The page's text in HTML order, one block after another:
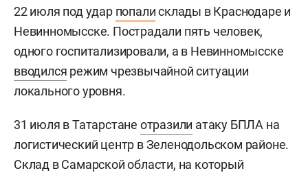
22 июля под удар попалисклады в Краснодаре и
Невинномысске. Пострадали пять человек,
одного госпитализировали, а в Невинномысске
вводился режим чрезвычайной ситуации
локального уровня.
31 июля в Татарстане отразили атаку БПЛА на
логистический центр в Зеленодольском районе.
Склад в Самарской области, на который